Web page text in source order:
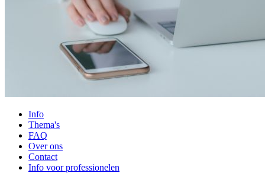
Info
Thema's
FAQ
Over ons
Contact
Info voor professionelen